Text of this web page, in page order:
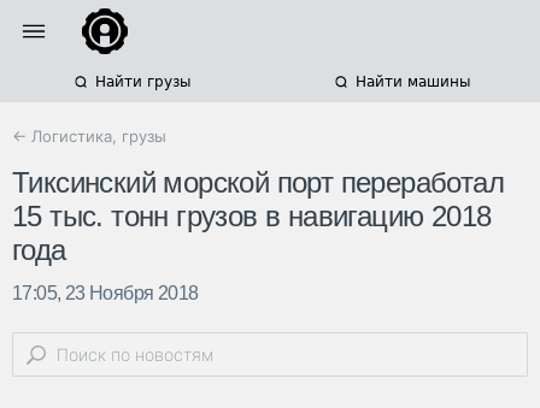
Найти грузы Найти машины
← Логистика, грузы
Тиксинский морской порт переработал
15 тыс. тонн грузов в навигацию 2018
года
17:05, 23 Ноября 2018